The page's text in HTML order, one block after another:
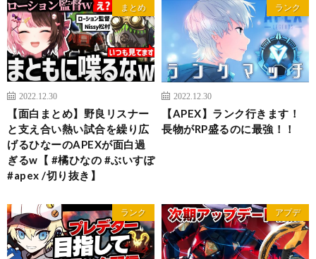
まとめ
2022.12.30
【面白まとめ】野良リスナー
と支え合い熱い試合を繰り広
げるひなーのAPEXが面白過
ぎるw【 #橘ひなの #ぶいすぽ
#apex /切り抜き】
ランク
2022.12.30
【APEX】ランク行きます！
長物がRP盛るのに最強！！
ランク アプデ